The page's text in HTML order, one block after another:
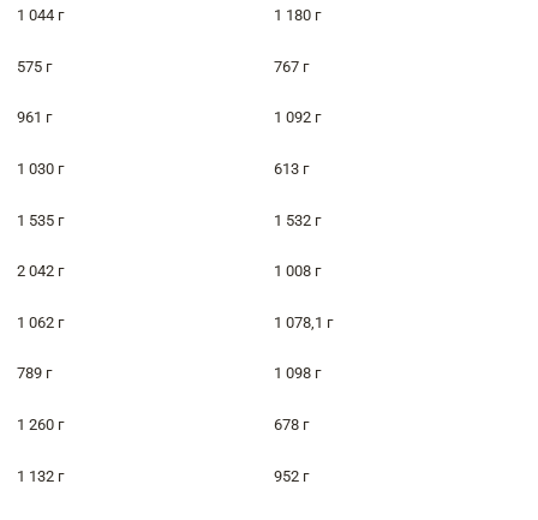
1 044 г 1 180 г
575 г 767 г
961 г 1 092 г
1 030 г 613 г
1 535 г 1 532 г
2 042 г 1 008 г
1 062 г 1 078,1 г
789 г 1 098 г
1 260 г 678 г
1 132 г 952 г